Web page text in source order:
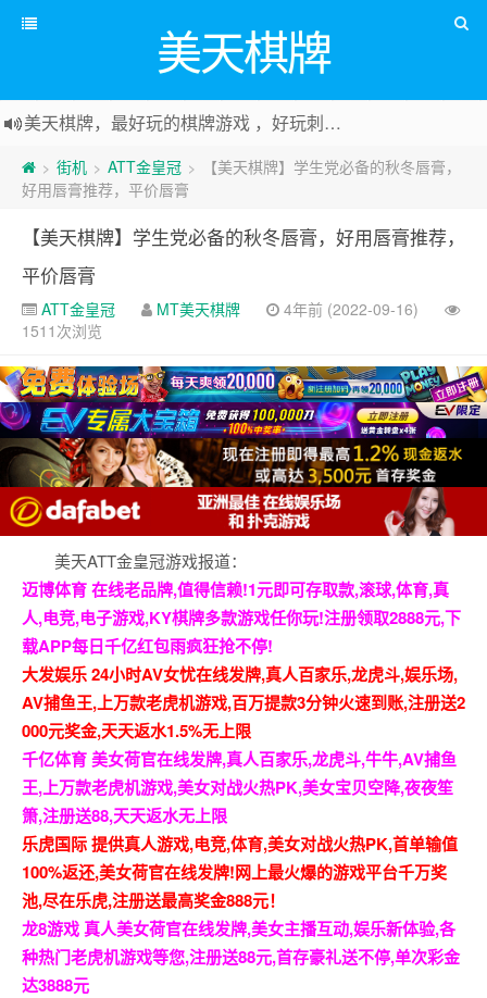
美天棋牌
美天棋牌，最好玩的棋牌游戏 ，好玩刺激可以赚Money，传送门：
> 街机 > ATT金皇冠 >
【美天棋牌】学生党必备的秋冬唇膏，
好用唇膏推荐，平价唇膏
【美天棋牌】学生党必备的秋冬唇膏，好用唇膏推荐，
平价唇膏
ATT金皇冠 MT美天棋牌
4年前 (2022-09-16)
1511次浏览
美天ATT金皇冠游戏报道：
迈博体育 在线老品牌,值得信赖!1元即可存取款,滚球,体育,真
人,电竞,电子游戏,KY棋牌多款游戏任你玩!注册领取2888元,下
载APP每日千亿红包雨疯狂抢不停!
大发娱乐 24小时AV女忧在线发牌,真人百家乐,龙虎斗,娱乐场,
AV捕鱼王,上万款老虎机游戏,百万提款3分钟火速到账,注册送2
000元奖金,天天返水1.5%无上限
千亿体育 美女荷官在线发牌,真人百家乐,龙虎斗,牛牛,AV捕鱼
王,上万款老虎机游戏,美女对战火热PK,美女宝贝空降,夜夜笙
箫,注册送88,天天返水无上限
乐虎国际 提供真人游戏,电竞,体育,美女对战火热PK,首单输值
100%返还,美女荷官在线发牌!网上最火爆的游戏平台千万奖
池,尽在乐虎,注册送最高奖金888元！
龙8游戏 真人美女荷官在线发牌,美女主播互动,娱乐新体验,各
种热门老虎机游戏等您,注册送88元,首存豪礼送不停,单次彩金
达3888元